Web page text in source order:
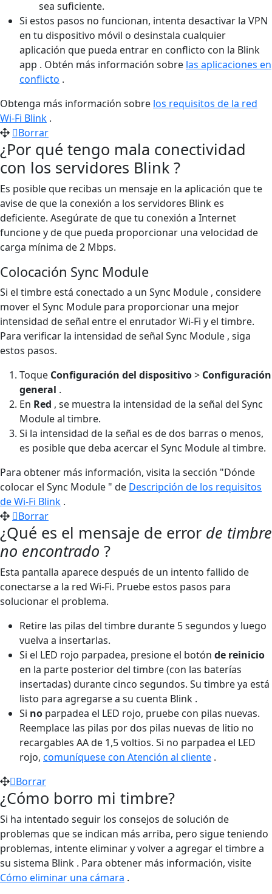
sea suficiente.
Si estos pasos no funcionan, intenta desactivar la VPN
en tu dispositivo móvil o desinstala cualquier
aplicación que pueda entrar en conflicto con la Blink
app . Obtén más información sobre las aplicaciones en
conflicto .
Obtenga más información sobre los requisitos de la red
Wi-Fi Blink .
Borrar
¿Por qué tengo mala conectividad
con los servidores Blink ?
Es posible que recibas un mensaje en la aplicación que te
avise de que la conexión a los servidores Blink es
deficiente. Asegúrate de que tu conexión a Internet
funcione y de que pueda proporcionar una velocidad de
carga mínima de 2 Mbps.
Colocación Sync Module
Si el timbre está conectado a un Sync Module , considere
mover el Sync Module para proporcionar una mejor
intensidad de señal entre el enrutador Wi-Fi y el timbre.
Para verificar la intensidad de señal Sync Module , siga
estos pasos.
Toque Configuración del dispositivo> Configuración
general .
En Red , se muestra la intensidad de la señal del Sync
Module al timbre.
Si la intensidad de la señal es de dos barras o menos,
es posible que deba acercar el Sync Module al timbre.
Para obtener más información, visita la sección "Dónde
colocar el Sync Module " de Descripción de los requisitos
de Wi-Fi Blink .
Borrar
¿Qué es el mensaje de error de timbre
no encontrado ?
Esta pantalla aparece después de un intento fallido de
conectarse a la red Wi-Fi. Pruebe estos pasos para
solucionar el problema.
Retire las pilas del timbre durante 5 segundos y luego
vuelva a insertarlas.
Si el LED rojo parpadea, presione el botón de reinicio
en la parte posterior del timbre (con las baterías
insertadas) durante cinco segundos. Su timbre ya está
listo para agregarse a su cuenta Blink .
Si no parpadea el LED rojo, pruebe con pilas nuevas.
Reemplace las pilas por dos pilas nuevas de litio no
recargables AA de 1,5 voltios. Si no parpadea el LED
rojo, comuníquese con Atención al cliente .
Borrar
¿Cómo borro mi timbre?
Si ha intentado seguir los consejos de solución de
problemas que se indican más arriba, pero sigue teniendo
problemas, intente eliminar y volver a agregar el timbre a
su sistema Blink . Para obtener más información, visite
Cómo eliminar una cámara .